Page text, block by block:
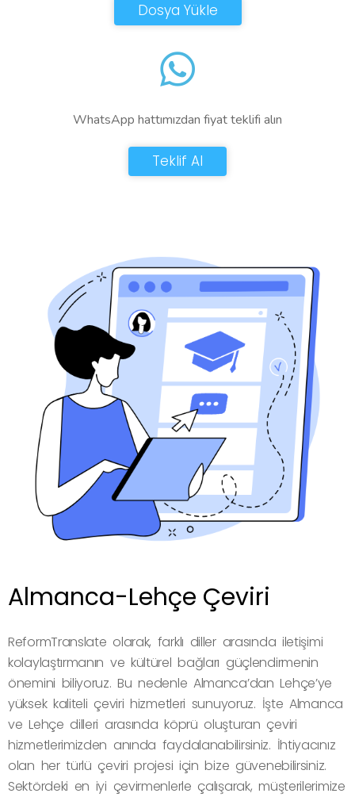
Dosya Yükle
WhatsApp hattımızdan fiyat teklifi alın
Teklif Al
Almanca-Lehçe Çeviri
ReformTranslate olarak, farklı diller arasında iletişimi
kolaylaştırmanın ve kültürel bağları güçlendirmenin
önemini biliyoruz. Bu nedenle Almanca’dan Lehçe’ye
yüksek kaliteli çeviri hizmetleri sunuyoruz. İşte Almanca
ve Lehçe dilleri arasında köprü oluşturan çeviri
hizmetlerimizden anında faydalanabilirsiniz. İhtiyacınız
olan her türlü çeviri projesi için bize güvenebilirsiniz.
Sektördeki en iyi çevirmenlerle çalışarak, müşterilerimize